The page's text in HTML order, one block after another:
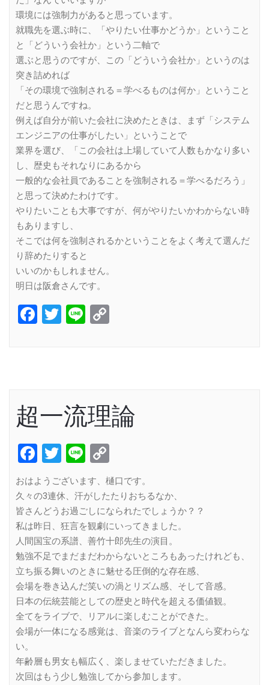
環境には強制力があると思っています。
就職先を選ぶ時に、「やりたい仕事かどうか」ということ
と「どういう会社か」という二軸で
選ぶと思うのですが、この「どういう会社か」というのは
突き詰めれば
「その環境で強制される＝学べるものは何か」ということ
だと思うんですね。
例えば自分が前いた会社に決めたときは、まず「システム
エンジニアの仕事がしたい」ということで
業界を選び、「この会社は上場していて人数もかなり多い
し、歴史もそれなりにあるから
一般的な会社員であることを強制される＝学べるだろう」
と思って決めたわけです。
やりたいことも大事ですが、何がやりたいかわからない時
もありますし、
そこでは何を強制されるかということをよく考えて選んだ
り辞めたりすると
いいのかもしれません。
明日は阪倉さんです。
Facebook
Twitter
Line
超一流理論
Facebook
Twitter
Line
Link
おはようございます、樋口です。
久々の3連休、汗がしたたりおちるなか、
皆さんどうお過ごしになられたでしょうか？？
私は昨日、狂言を観劇にいってきました。
人間国宝の系譜、善竹十郎先生の演目。
勉強不足でまだまだわからないところもあったけれども、
立ち振る舞いのときに魅せる圧倒的な存在感、
会場を巻き込んだ笑いの渦とリズム感、そして音感。
日本の伝統芸能としての歴史と時代を超える価値観。
全てをライブで、リアルに楽しむことができた。
会場が一体になる感覚は、音楽のライブとなんら変わらな
い。
年齢層も男女も幅広く、楽しませていただきました。
次回はもう少し勉強してから参加します。